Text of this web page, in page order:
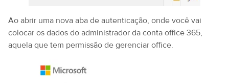
Ao abrir uma nova aba de autenticação, onde você vai
colocar os dados do administrador da conta office 365,
aquela que tem permissão de gerenciar office.